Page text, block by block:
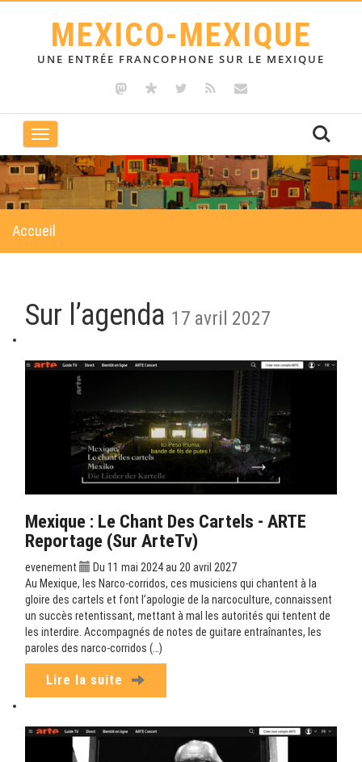
MEXICO-MEXIQUE
UNE ENTRÉE FRANCOPHONE SUR LE MEXIQUE
Toggle
navigation
Accueil
Sur l’agenda 17 avril 2027
Mexique : Le Chant Des Cartels - ARTE
Reportage (sur ArteTv)
evenement
Du 11 mai 2024 au 20 avril 2027
Au Mexique, les Narco-corridos, ces musiciens qui chantent à la
gloire des cartels et font l’apologie de la narcoculture, connaissent
un succès retentissant, mettant à mal les autorités qui tentent de
les interdire. Accompagnés de notes de guitare entraînantes, les
paroles des narco-corridos (…)
Lire la suite